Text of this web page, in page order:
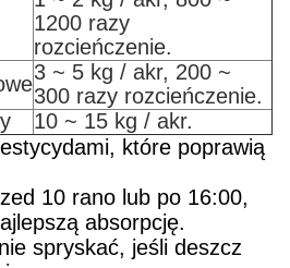
1200 razy
rozcieńczenie.
3 ~ 5 kg / akr, 200 ~
300 razy rozcieńczenie.
10 ~ 15 kg / akr.
które poprawią
10 rano lub po 16:00,
absorpcję.
spryskać, jeśli deszcz